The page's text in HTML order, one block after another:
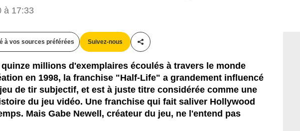
à 17:33
à vos sources préférées Suivez-nous
Partager cet article
millions d'exemplaires écoulés à travers le monde
en 1998, la franchise "Half-Life" a grandement influencé
de tir subjectif, et est à juste titre considérée comme une
du jeu vidéo. Une franchise qui fait saliver Hollywood
Mais Gabe Newell, créateur du jeu, ne l'entend pas